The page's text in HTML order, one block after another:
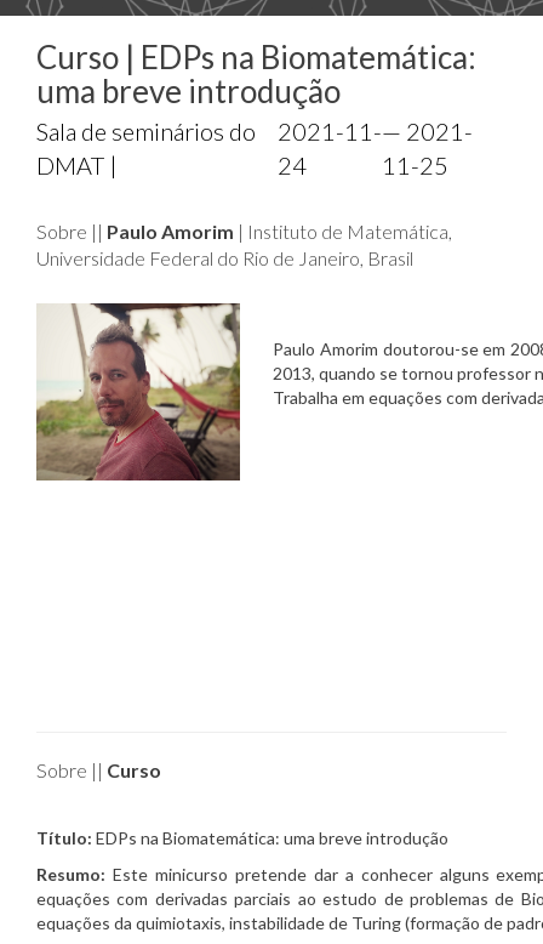
Curso | EDPs na Biomatemática:
uma breve introdução
Sala de seminários do
DMAT |
2021-11-
24
— 2021-
11-25
Sobre || Paulo Amorim | Instituto de Matemática,
Universidade Federal do Rio de Janeiro, Brasil
Paulo Amorim doutorou-se em
2013, quando se tornou professor
Trabalha em equações com
Sobre || Curso
Título: EDPs na Biomatemática: uma breve introdução
Resumo: Este minicurso pretende dar a conhecer alguns
equações com derivadas parciais ao estudo de problemas de
equações da quimiotaxis, instabilidade de Turing (formação de